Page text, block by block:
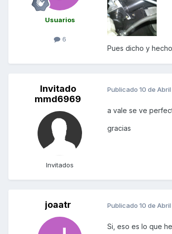
Usuarios
6
Pues dicho y
Invitado
mmd6969
Invitados
Publicado 10 de
a vale se ve
gracias
joaatr Publicado 10 de
Si, eso es lo que